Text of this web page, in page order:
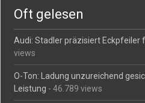
Oft gelesen
Audi: Stadler präzisiert Eckpfeiler
views
O-Ton: Ladung unzureichend
Leistung - 46.789 views